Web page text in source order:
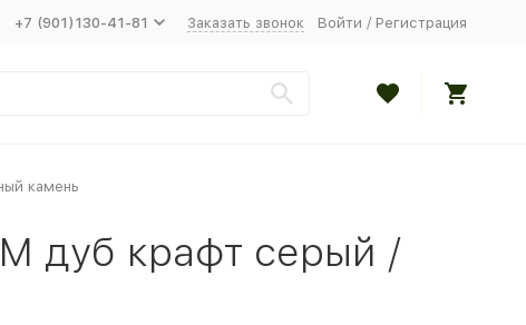
+7 (901)130-41-81 Заказать звонок Войти / Регистрация
камень
дуб крафт серый /